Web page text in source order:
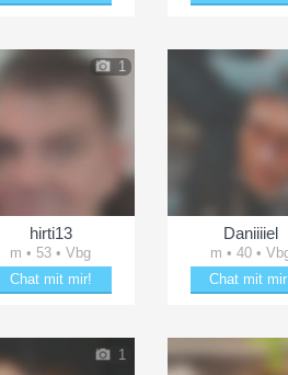
1
hirti13
m • 53 • Vbg
Chat mit mir!
Daniiiiel
m • 40 •
Chat mit
1